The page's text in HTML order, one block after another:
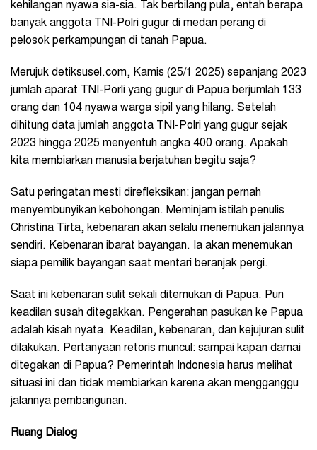
kehilangan nyawa sia-sia. Tak berbilang pula, entah berapa
banyak anggota TNI-Polri gugur di medan perang di
pelosok perkampungan di tanah Papua.
Merujuk detiksusel.com, Kamis (25/1 2025) sepanjang 2023
jumlah aparat TNI-Porli yang gugur di Papua berjumlah 133
orang dan 104 nyawa warga sipil yang hilang. Setelah
dihitung data jumlah anggota TNI-Polri yang gugur sejak
2023 hingga 2025 menyentuh angka 400 orang. Apakah
kita membiarkan manusia berjatuhan begitu saja?
Satu peringatan mesti direfleksikan: jangan pernah
menyembunyikan kebohongan. Meminjam istilah penulis
Christina Tirta, kebenaran akan selalu menemukan jalannya
sendiri. Kebenaran ibarat bayangan. Ia akan menemukan
siapa pemilik bayangan saat mentari beranjak pergi.
Saat ini kebenaran sulit sekali ditemukan di Papua. Pun
keadilan susah ditegakkan. Pengerahan pasukan ke Papua
adalah kisah nyata. Keadilan, kebenaran, dan kejujuran sulit
dilakukan. Pertanyaan retoris muncul: sampai kapan damai
ditegakan di Papua? Pemerintah Indonesia harus melihat
situasi ini dan tidak membiarkan karena akan mengganggu
jalannya pembangunan.
Ruang Dialog